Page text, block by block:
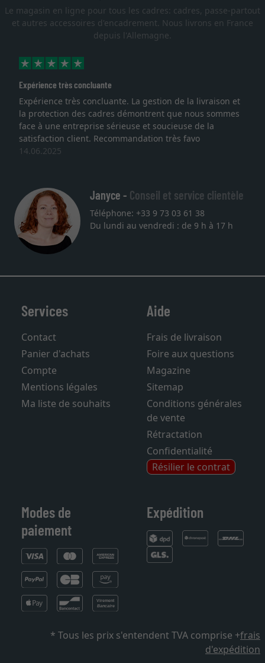
Le magasin en ligne pour tous les cadres: cadres, passe-partout
et autres accessoires d'encadrement. Nous livrons en France
depuis l'Allemagne.
Expérience très concluante
Expérience très concluante. La gestion de la livraison et
la protection des cadres démontrent que nous sommes
face à une entreprise sérieuse et soucieuse de la
satisfaction client. Recommandation très favo
14.06.2025
Janyce - Conseil et service clientèle
Téléphone: +33 9 73 03 61 38
Du lundi au vendredi : de 9 h à 17 h
Services
Contact
Panier d'achats
Compte
Mentions légales
Ma liste de souhaits
Aide
Frais de livraison
Foire aux questions
Magazine
Sitemap
Conditions générales
de vente
Rétractation
Confidentialité
Résilier le contrat
Modes de
paiement
Expédition
* Tous les prix s'entendent TVA comprise +frais
d'expédition